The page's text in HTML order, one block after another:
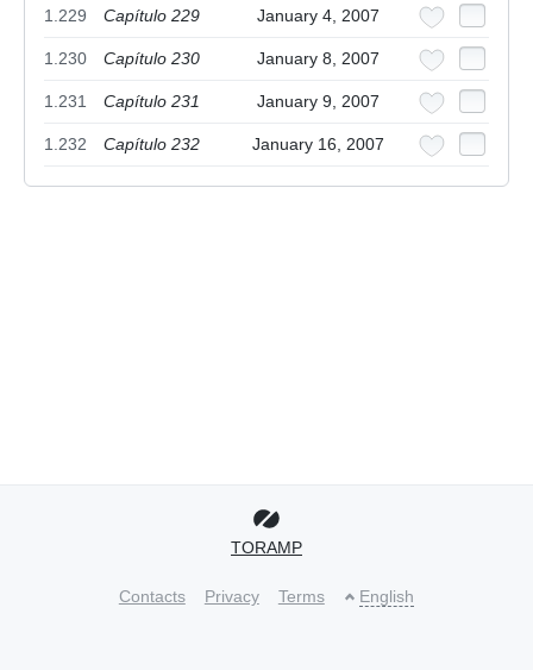
1.229 Capítulo 229 January 4, 2007
1.230 Capítulo 230 January 8, 2007
1.231 Capítulo 231 January 9, 2007
1.232 Capítulo 232 January 16, 2007
TORAMP
Contacts Privacy Terms English